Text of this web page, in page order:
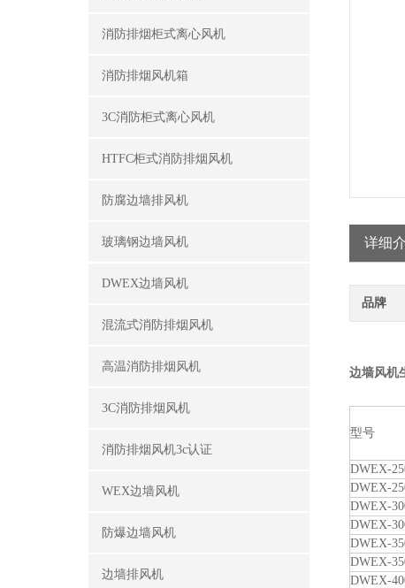
消防排烟柜式离心风机
消防排烟风机箱
3C消防柜式离心风机
HTFC柜式消防排烟风机
防腐边墙排风机
玻璃钢边墙风机
DWEX边墙风机
混流式消防排烟风机
高温消防排烟风机
3C消防排烟风机
消防排烟风机3c认证
WEX边墙风机
防爆边墙风机
边墙排风机
详细
品牌
边墙风机
型号
DWEX-
DWEX-
DWEX-
DWEX-
DWEX-
DWEX-
DWEX-